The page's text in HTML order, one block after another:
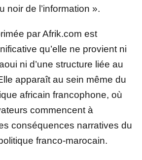
noir de l’information ».
par Afrik.com est
qu’elle ne provient ni
ni d’une structure liée au
apparaît au sein même du
africain francophone, où
commencent à
conséquences narratives du
franco-marocain.